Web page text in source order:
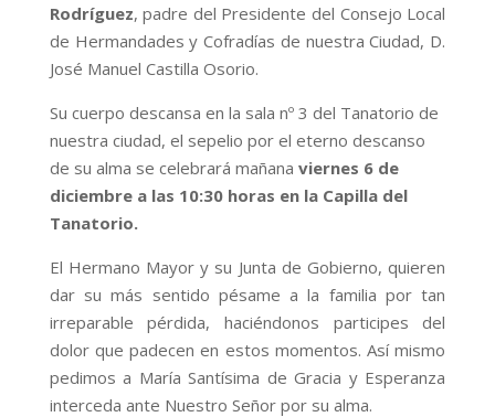
Rodríguez, padre del Presidente del Consejo Local
de Hermandades y Cofradías de nuestra Ciudad, D.
José Manuel Castilla Osorio.
Su cuerpo descansa en la sala nº 3 del Tanatorio de
nuestra ciudad, el sepelio por el eterno descanso
de su alma se celebrará mañana viernes 6 de
diciembre a las 10:30 horas en la Capilla del
Tanatorio.
El Hermano Mayor y su Junta de Gobierno, quieren
dar su más sentido pésame a la familia por tan
irreparable pérdida, haciéndonos participes del
dolor que padecen en estos momentos. Así mismo
pedimos a María Santísima de Gracia y Esperanza
interceda ante Nuestro Señor por su alma.